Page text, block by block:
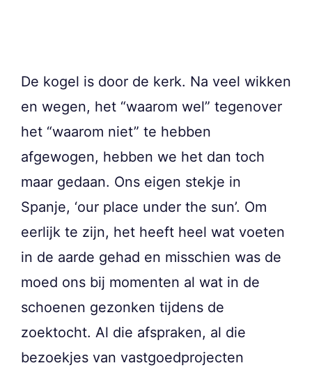
De kogel is door de kerk. Na veel wikken
en wegen, het “waarom wel” tegenover
het “waarom niet” te hebben
afgewogen, hebben we het dan toch
maar gedaan. Ons eigen stekje in
Spanje, ‘our place under the sun’. Om
eerlijk te zijn, het heeft heel wat voeten
in de aarde gehad en misschien was de
moed ons bij momenten al wat in de
schoenen gezonken tijdens de
zoektocht. Al die afspraken, al die
bezoekjes van vastgoedprojecten